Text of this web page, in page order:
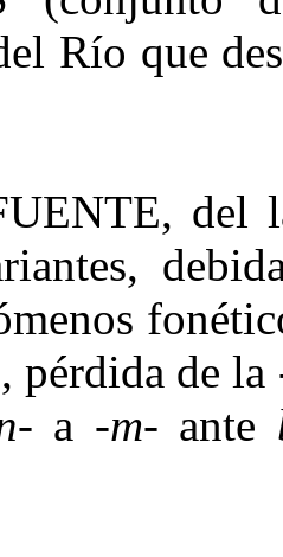
Río que
del
pérdida de la
- a -m- ante